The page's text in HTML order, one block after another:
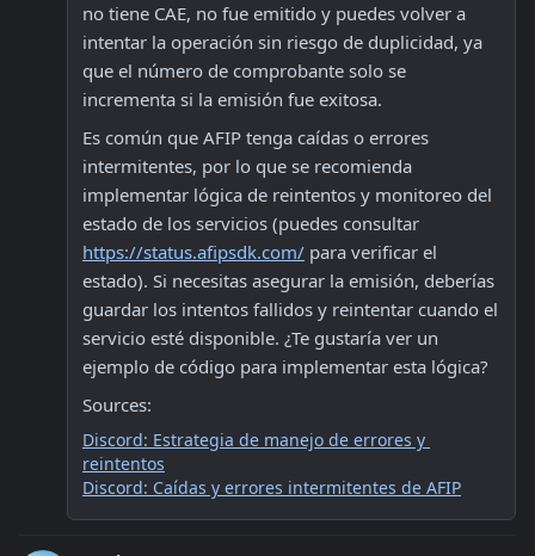
no tiene CAE, no fue emitido y puedes volver a
intentar la operación sin riesgo de duplicidad, ya
que el número de comprobante solo se
incrementa si la emisión fue exitosa.
Es común que AFIP tenga caídas o errores
intermitentes, por lo que se recomienda
implementar lógica de reintentos y monitoreo del
https://status.afipsdk.com/ para verificar el
estado). Si necesitas asegurar la emisión, deberías
guardar los intentos fallidos y reintentar cuando el
servicio esté disponible. ¿Te gustaría ver un
ejemplo de código para implementar esta lógica?
Sources:
Discord: Estrategia de manejo de errores y
reintentos
Discord: Caídas y errores intermitentes de AFIP